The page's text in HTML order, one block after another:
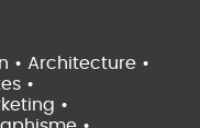
• Architecture •
•
•